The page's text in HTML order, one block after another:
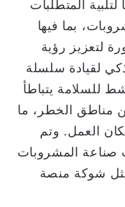
المتطلبات
بما فيها
لتعزيز رؤية
لقيادة سلسلة
للسلامة يتباطأ
مناطق الخطر، ما
العمل. وتم
صناعة المشروبات
مثل شوكة منصة